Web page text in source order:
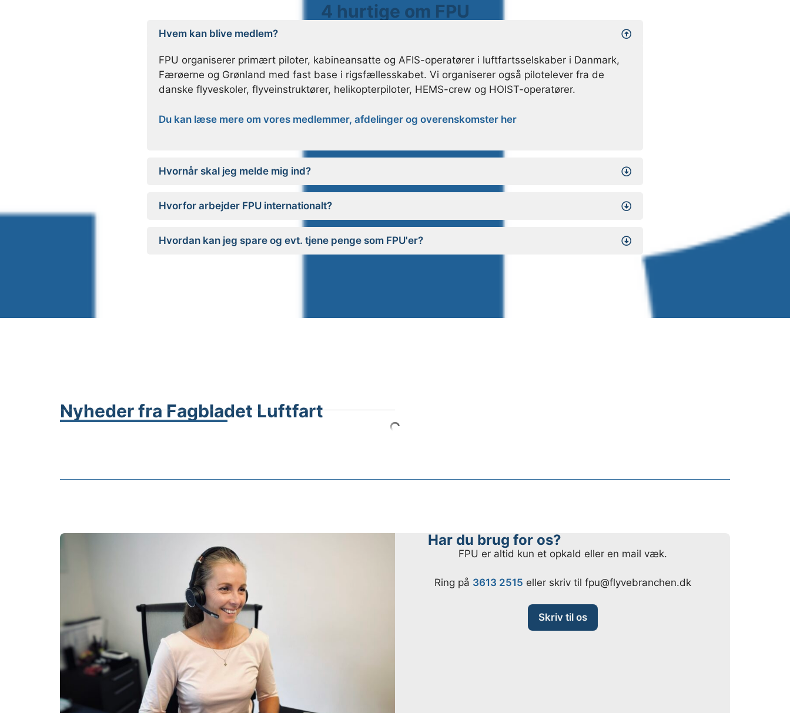
4 hurtige om FPU
Hvem kan blive medlem?
FPU organiserer primært piloter, kabineansatte og AFIS-operatører i luftfartsselskaber i Danmark,
Færøerne og Grønland med fast base i rigsfællesskabet. Vi organiserer også pilotelever fra de
danske flyveskoler, flyveinstruktører, helikopterpiloter, HEMS-crew og HOIST-operatører.
Du kan læse mere om vores medlemmer, afdelinger og overenskomster her
Hvornår skal jeg melde mig ind?
Hvorfor arbejder FPU internationalt?
Hvordan kan jeg spare og evt. tjene penge som FPU'er?
Nyheder fra Fagbladet Luftfart
Har du brug for os?
FPU er altid kun et opkald eller en mail væk.
Ring på 3613 2515 eller skriv til fpu@flyvebranchen.dk
Skriv til os